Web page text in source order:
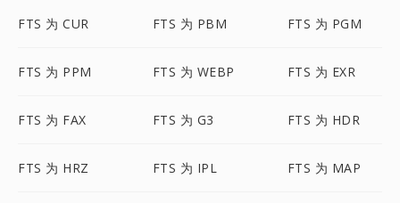
FTS 为 CUR FTS 为 PBM FTS 为 PGM
FTS 为 PPM FTS 为 WEBP FTS 为 EXR
FTS 为 FAX FTS 为 G3 FTS 为 HDR
FTS 为 HRZ FTS 为 IPL FTS 为 MAP